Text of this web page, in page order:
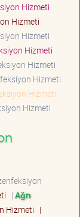
Hizmeti
Hizmeti
Hizmeti
Hizmeti
Hizmeti
Hizmeti
Hizmeti
Hizmeti
| Ağrı
Hizmeti |